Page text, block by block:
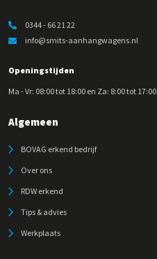
0344 - 66 21 22
info@smits-aanhangwagens.nl
Openingstijden
Ma - Vr: 08:00 tot 18:00 en Za: 8:00 tot 17:00
Algemeen
BOVAG erkend bedrijf
Over ons
RDW erkend
Tips & advies
Werkplaats